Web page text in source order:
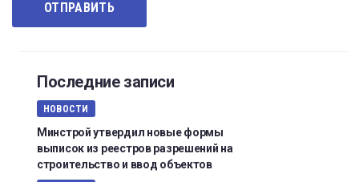
Последние записи
НОВОСТИ
Минстрой утвердил новые формы
выписок из реестров разрешений на
строительство и ввод объектов